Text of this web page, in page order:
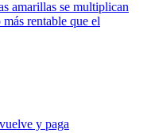
amarillas se multiplican
rentable que el
y paga